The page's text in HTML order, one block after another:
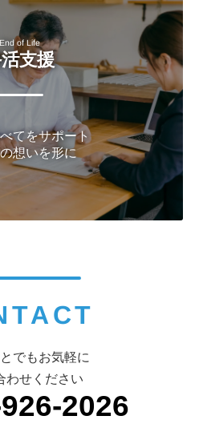
End of Life
支援
てをサポート
想いを形に
でもお気軽に
わせください
2026